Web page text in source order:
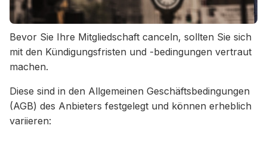
Bevor Sie Ihre Mitgliedschaft canceln, sollten Sie sich
mit den Kündigungsfristen und -bedingungen vertraut
machen.
Diese sind in den Allgemeinen Geschäftsbedingungen
(AGB) des Anbieters festgelegt und können erheblich
variieren: